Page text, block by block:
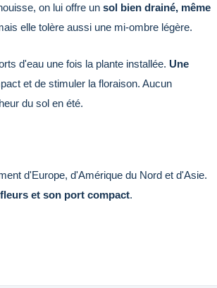
on lui offre un sol bien drainé, même
elle tolère aussi une mi-ombre légère.
d'eau une fois la plante installée. Une
et de stimuler la floraison. Aucun
du sol en été.
d'Europe, d'Amérique du Nord et d'Asie.
et son port compact.